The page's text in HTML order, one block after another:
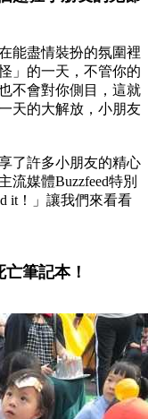
能盡情裝扮的氛圍裡
」的一天，不管你的
不會對你側目，這就
天的大解放，小朋友
了許多小朋友的精心
流媒體Buzzfeed特別
it！」讓我們來看看
筆記本！